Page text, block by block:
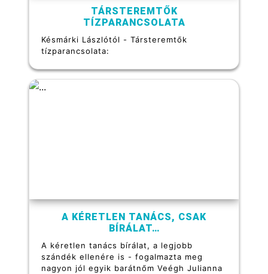
TÁRSTEREMTŐK
TÍZPARANCSOLATA
Késmárki Lászlótól - Társteremtők
tízparancsolata:
A KÉRETLEN TANÁCS, CSAK
BÍRÁLAT…
A kéretlen tanács bírálat, a legjobb
szándék ellenére is - fogalmazta meg
nagyon jól egyik barátnőm Veégh Julianna